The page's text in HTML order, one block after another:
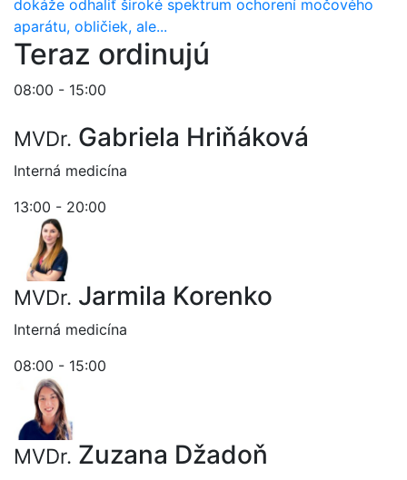
dokáže odhaliť široké spektrum ochorení močového
aparátu, obličiek, ale...
Teraz ordinujú
08:00 - 15:00
MVDr. Gabriela Hriňáková
Interná medicína
13:00 - 20:00
MVDr. Jarmila Korenko
Interná medicína
08:00 - 15:00
MVDr. Zuzana Džadoň